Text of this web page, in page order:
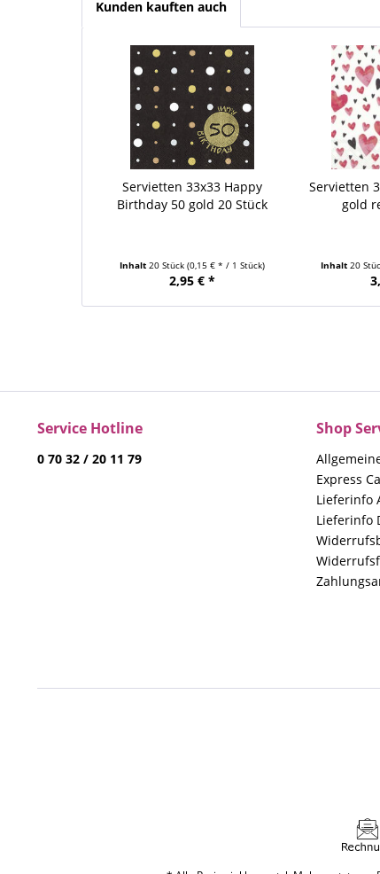
Kunden kauften auch
Servietten 33x33 Happy
Birthday 50 gold 20 Stück
Inhalt 20 Stück (0,15 € * / 1 Stück)
2,95 € *
Servietten
gold
Inhalt20
Service Hotline
0 70 32 / 20 11 79
Shop
Express
Lieferinfo
Lieferinfo